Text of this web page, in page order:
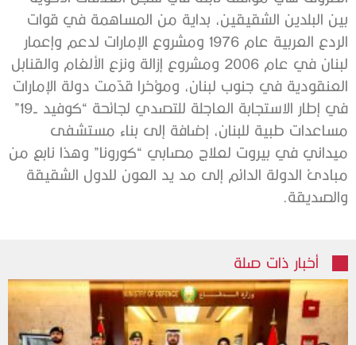
بين البلدين الشقيقين، بداية من المساهمة في قوات
الردع العربية عام 1976 ومشروع الإمارات لدعم وإعمار
لبنان في عام 2006 ومشروع إزالة ونزع الألغام والقنابل
العنقودية في جنوب لبنان، ومؤخرا قدّمت دولة الإمارات
في إطار الاستجابة العاجلة للتصدي لجائحة “كوفيد -19”
مساعدات طبية للبنان، إضافة إلى بناء مستشفى
ميداني في بيروت لعلاج مصابي “كورونا” وهذا نابع من
مبادئ الدولة الدائم إلى مد يد العون للدول الشقيقة
والصديقة.
أخبار ذات صلة